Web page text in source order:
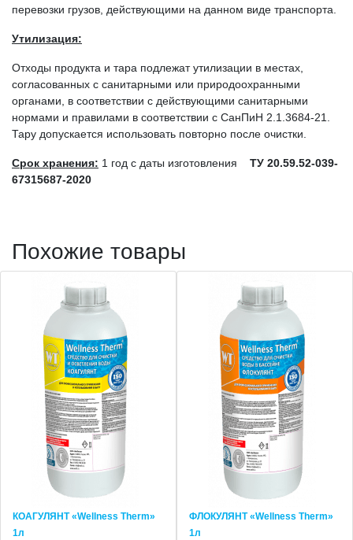
перевозки грузов, действующими на данном виде транспорта.
Утилизация:
Отходы продукта и тара подлежат утилизации в местах,
согласованных с санитарными или природоохранными
органами, в соответствии с действующими санитарными
нормами и правилами в соответствии с СанПиН 2.1.3684-21.
Тару допускается использовать повторно после очистки.
Срок хранения: 1 год с даты изготовления ТУ 20.59.52-039-
67315687-2020
Похожие товары
КОАГУЛЯНТ «Wellness Therm»
1л
ФЛОКУЛЯНТ «Wellness Therm»
1л